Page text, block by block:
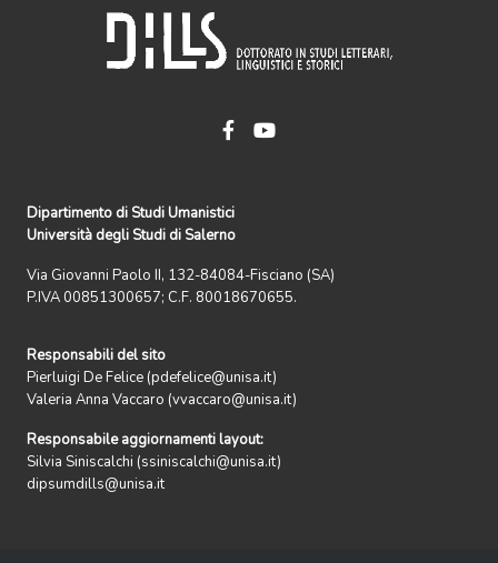
Dipartimento di Studi Umanistici
Università degli Studi di Salerno
Via Giovanni Paolo II, 132-84084-Fisciano (SA)
P.IVA 00851300657; C.F. 80018670655.
Responsabili del sito
Pierluigi De Felice (pdefelice@unisa.it)
Valeria Anna Vaccaro (vvaccaro@unisa.it)
Responsabile aggiornamenti layout:
Silvia Siniscalchi (ssiniscalchi@unisa.it)
dipsumdills@unisa.it